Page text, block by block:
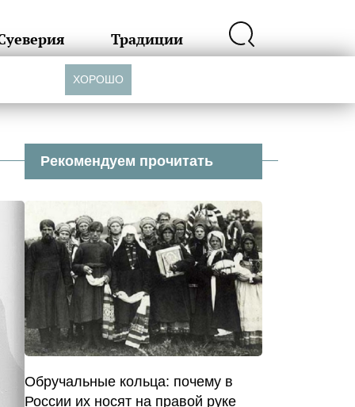
Традиции
Рекомендуем прочитать
Обручальные кольца: почему в
России их носят на правой руке
ХОРОШО